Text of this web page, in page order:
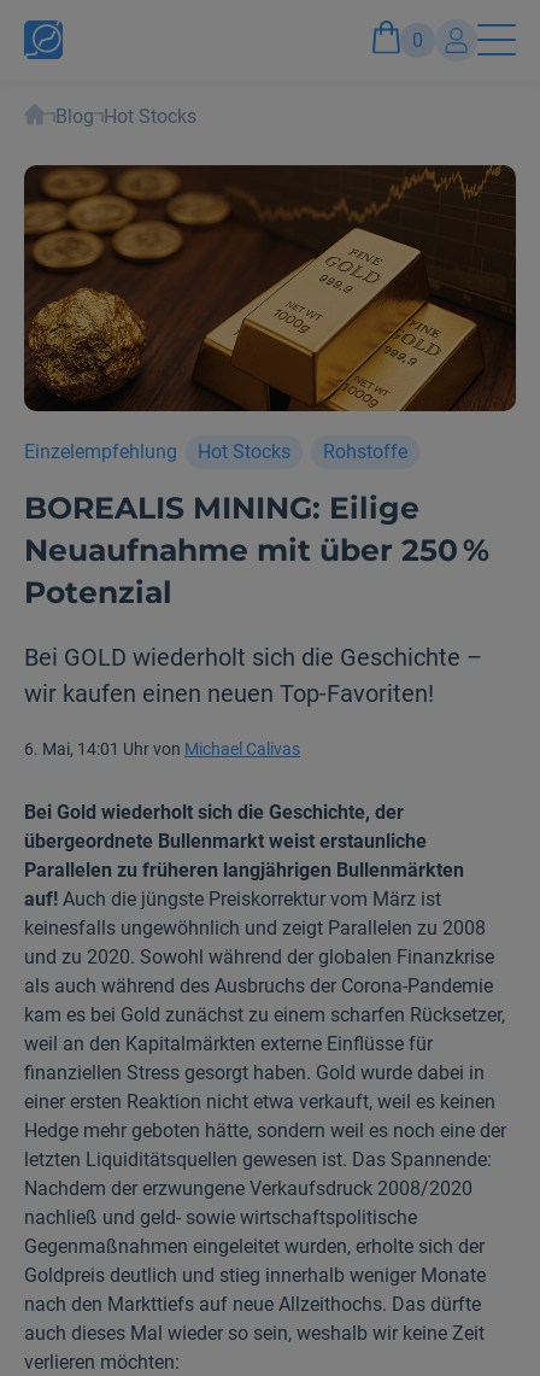
0
Anmelden und Vorteile genießen
Blog Hot Stocks
Einzelempfehlung Hot Stocks Rohstoffe
BOREALIS MINING: Eilige
Neuaufnahme mit über 250 %
Potenzial
Bei GOLD wiederholt sich die Geschichte –
wir kaufen einen neuen Top-Favoriten!
6. Mai, 14:01 Uhr von Michael Calivas
Bei Gold wiederholt sich die Geschichte, der
übergeordnete Bullenmarkt weist erstaunliche
Parallelen zu früheren lang­jährigen Bullenmärkten
auf! Auch die jüngste Preiskorrektur vom März ist
keinesfalls ungewöhnlich und zeigt Parallelen zu 2008
und zu 2020. Sowohl während der globalen Finanzkrise
als auch während des Ausbruchs der Corona-Pandemie
kam es bei Gold zunächst zu einem scharfen Rücksetzer,
weil an den Kapitalmärkten externe Einflüsse für
finanziellen Stress gesorgt haben. Gold wurde dabei in
einer ersten Reaktion nicht etwa verkauft, weil es keinen
Hedge mehr geboten hätte, sondern weil es noch eine der
letzten Liquiditätsquellen gewesen ist. Das Spannende:
Nachdem der erzwungene Verkaufsdruck 2008/2020
nachließ und geld- sowie wirtschaftspolitische
Gegenmaßnahmen eingeleitet wurden, erholte sich der
Goldpreis deutlich und stieg innerhalb weniger Monate
nach den Markttiefs auf neue Allzeithochs. Das dürfte
auch dieses Mal wieder so sein, weshalb wir keine Zeit
verlieren möchten: